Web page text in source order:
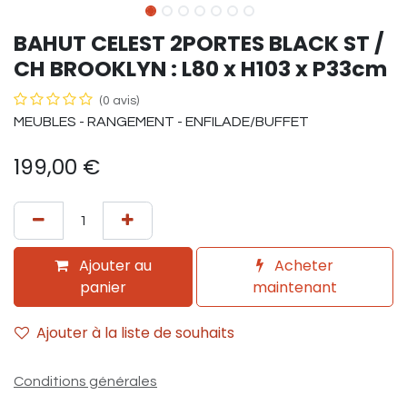
BAHUT CELEST 2PORTES BLACK ST /
CH BROOKLYN : L80 x H103 x P33cm
(0 avis)
MEUBLES - RANGEMENT - ENFILADE/BUFFET
199,00 €
Ajouter au
panier
Acheter
maintenant
Ajouter à la liste de souhaits
Conditions générales